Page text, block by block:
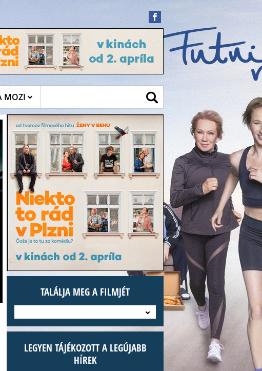
MOZI
TALÁLJA MEG A FILMJÉT
LEGYEN TÁJÉKOZOTT A LEGÚJABB
HÍREK